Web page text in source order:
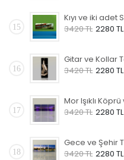
15
3420 TL 2280 TL
16
3420 TL 2280 TL
17
3420 TL 2280 TL
18
3420 TL 2280 TL